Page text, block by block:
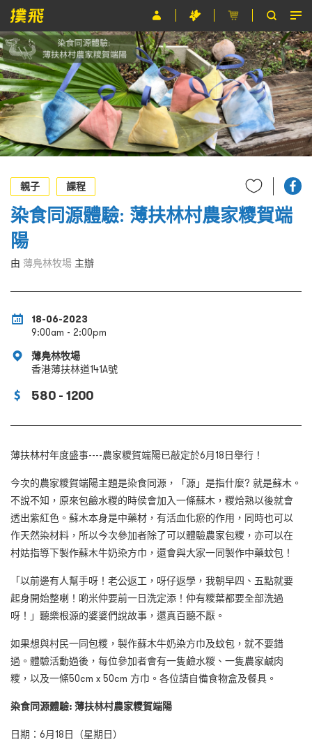
節目
主辦單位
關於撲飛
條款及細則
EN
親子
課程
染食同源體驗: 薄扶林村農家糭賀端
陽
由 薄鳧林牧場 主辦
18-06-2023
9:00am - 2:00pm
薄鳧林牧場
香港薄扶林道141A號
580 - 1200
薄扶林村年度盛事----農家糭賀端陽已敲定於6月18日舉行！
今次的農家糭賀端陽主題是染食同源，「源」是指什麼? 就是蘇木。
不說不知，原來包鹼水糉的時侯會加入一條蘇木，糉烚熟以後就會
透出紫紅色。蘇木本身是中藥材，有活血化瘀的作用，同時也可以
作天然染材料 ， 所以今次參加者除了可以體驗農家包糭，亦可以在
村姑指導下製作蘇木牛奶染方巾，還會與大家一同製作中藥蚊包！
「以前邊有人幫手呀！老公返工，呀仔返學，我朝早四、五點就要
起身開始整喇！啲米仲要前一日洗定添！仲有糭葉都要全部洗過
呀！」聽樂根源的婆婆們說故事，還真百聽不厭。
如果想與村民一同包糭，製作蘇木牛奶染方巾及蚊包，就不要錯
過。體驗活動過後，每位參加者會有一隻鹼水糉、一隻農家鹹肉
糭，以及一條50cm x 50cm 方巾。各位請自備食物盒及餐具。
染食同源體驗: 薄扶林村農家糭賀端陽
日期： 6月18日（星期日）